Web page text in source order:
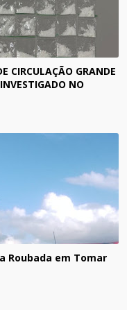
CIRCULAÇÃO GRANDE
NO
Roubada em Tomar